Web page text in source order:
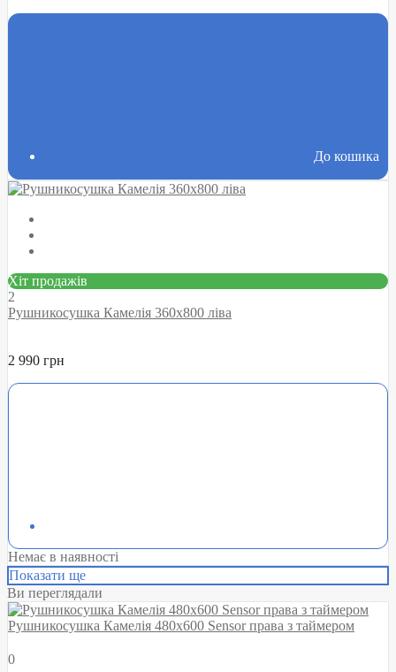
До кошика
Хіт продажів
2
Рушникосушка Камелія 360х800 ліва
2 990 грн
Немає в наявності
Показати ще
Ви переглядали
Рушникосушка Камелія 480х600 Sensor права з таймером
0